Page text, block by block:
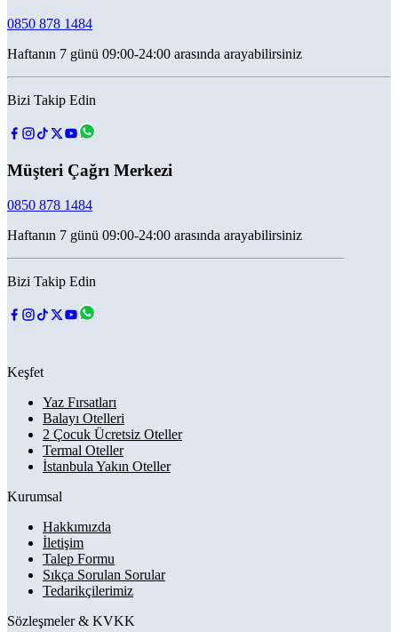
0850 878 1484
Haftanın 7 günü 09:00-24:00 arasında arayabilirsiniz
Bizi Takip Edin
Müşteri Çağrı Merkezi
0850 878 1484
Haftanın 7 günü 09:00-24:00 arasında arayabilirsiniz
Bizi Takip Edin
Keşfet
Yaz Fırsatları
Balayı Otelleri
2 Çocuk Ücretsiz Oteller
Termal Oteller
İstanbula Yakın Oteller
Kurumsal
Hakkımızda
İletişim
Talep Formu
Sıkça Sorulan Sorular
Tedarikçilerimiz
Sözleşmeler & KVKK